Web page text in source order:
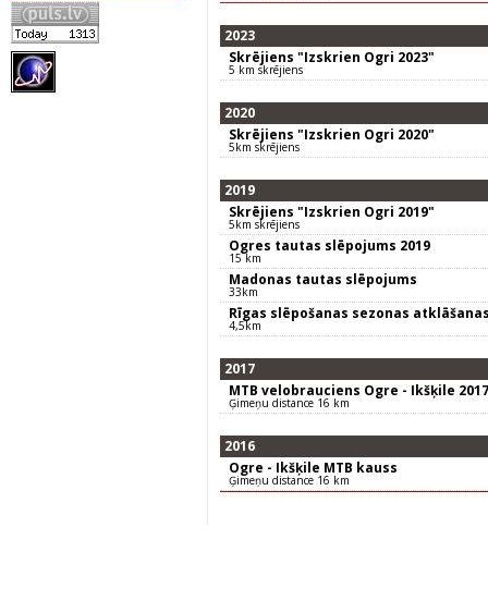
2023
Skrējiens "Izskrien Ogri 2023"
5 km skrējiens
2020
Skrējiens "Izskrien Ogri 2020"
5km skrējiens
2019
Skrējiens "Izskrien Ogri 2019"
5km skrējiens
Ogres tautas slēpojums 2019
15 km
Madonas tautas slēpojums
33km
Rīgas slēpošanas sezonas
4,5km
2017
MTB velobrauciens Ogre - Ikšķile 2017
Ģimeņu distance 16 km
2016
Ogre - Ikšķile MTB kauss
Ģimeņu distance 16 km